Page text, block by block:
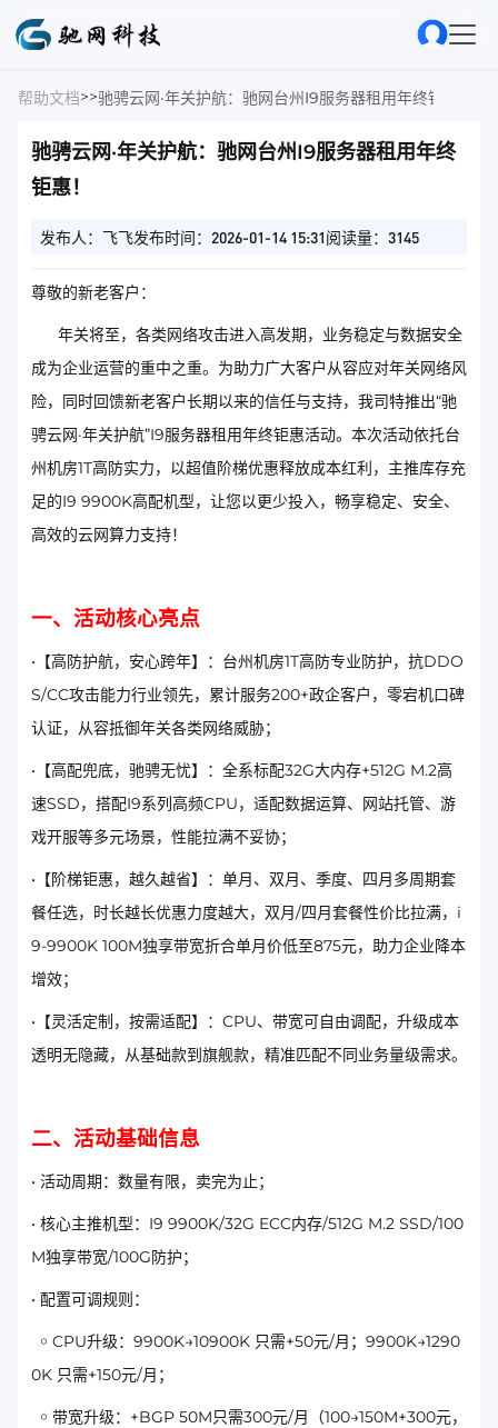
帮助文档>>驰骋云网·年关护航：驰网台州I9服务器租用年终钜惠！
驰骋云网·年关护航：驰网台州I9服务器租用年终
钜惠！
发布人：飞飞发布时间：2026-01-14 15:31阅读量：3145
尊敬的新老客户：
年关将至，各类网络攻击进入高发期，业务稳定与数据安全
成为企业运营的重中之重。为助力广大客户从容应对年关网络风
险，同时回馈新老客户长期以来的信任与支持，我司特推出“驰
骋云网·年关护航”I9服务器租用年终钜惠活动。本次活动依托台
州机房1T高防实力，以超值阶梯优惠释放成本红利，主推库存充
足的I9 9900K高配机型，让您以更少投入，畅享稳定、安全、
高效的云网算力支持！
一、活动核心亮点
•【高防护航，安心跨年】：台州机房1T高防专业防护，抗DDO
S/CC攻击能力行业领先，累计服务200+政企客户，零宕机口碑
认证，从容抵御年关各类网络威胁；
•【高配兜底，驰骋无忧】：全系标配32G大内存+512G M.2高
速SSD，搭配I9系列高频CPU，适配数据运算、网站托管、游
戏开服等多元场景，性能拉满不妥协；
•【阶梯钜惠，越久越省】：单月、双月、季度、四月多周期套
餐任选，时长越长优惠力度越大，双月/四月套餐性价比拉满，i
9-9900K 100M独享带宽折合单月价低至875元，助力企业降本
增效；
•【灵活定制，按需适配】：CPU、带宽可自由调配，升级成本
透明无隐藏，从基础款到旗舰款，精准匹配不同业务量级需求。
二、活动基础信息
• 活动周期：数量有限，卖完为止；
• 核心主推机型：I9 9900K/32G ECC内存/512G M.2 SSD/100
M独享带宽/100G防护；
• 配置可调规则：
￮ CPU升级：9900K→10900K 只需+50元/月；9900K→1290
0K 只需+150元/月；
￮ 带宽升级：+BGP 50M只需300元/月（100→150M+300元，